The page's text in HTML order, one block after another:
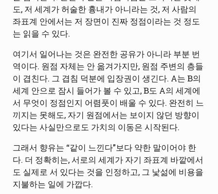
도, 저 세계가 허술한 흉내가 아니라는 것, 저 사람의
좌표계 안에서는 저 장면이 진짜 정점이라는 것 정도
는 읽을 수 있다.
여기서 일어나는 것은 완전한 공유가 아니라 부분 번
역이다. 원점 자체는 안 옮겨가지만, 원점 주변의 층들
이 겹친다. 그 겹침 덕분에 입장권이 생긴다. A는 B의
세계 안으로 잠시 들어가 볼 수 있고, B도 A의 세계에
서 무엇이 정점인지 어렴풋이 배울 수 있다. 완전히 느
끼지는 못해도, 자기 원점에서는 보이지 않던 방향이
있다는 사실만으로도 가치의 이동은 시작된다.
그래서 향유는 “같이 느낀다”보다 약한 말이어야 한
다. 더 정확히는, 서로의 세계가 자기 좌표계 바깥에서
도 실제로 서 있다는 것을 인정하고, 그 낯섦에 비용을
지불하는 일에 가깝다.